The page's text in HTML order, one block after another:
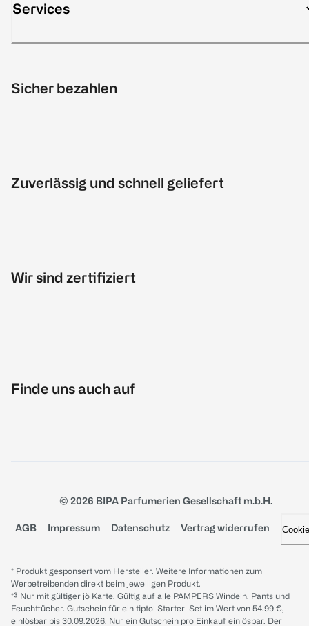
Services
Sicher bezahlen
Zuverlässig und schnell geliefert
Wir sind zertifiziert
Finde uns auch auf
© 2026 BIPA Parfumerien Gesellschaft m.b.H.
AGB Impressum Datenschutz Vertrag widerrufen
* Produkt gesponsert vom Hersteller. Weitere Informationen zum
Werbetreibenden direkt beim jeweiligen Produkt.
*³ Nur mit gültiger jö Karte. Gültig auf alle PAMPERS Windeln, Pants und
Feuchttücher. Gutschein für ein tiptoi Starter-Set im Wert von 54.99 €,
einlösbar bis 30.09.2026. Nur ein Gutschein pro Einkauf einlösbar. Der